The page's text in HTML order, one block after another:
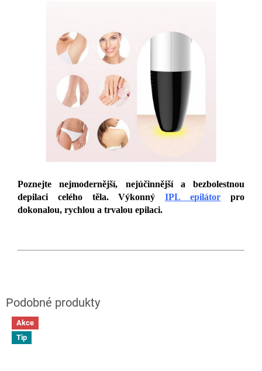
Poznejte nejmodernější, nejúčinnější a bezbolestnou
depilaci celého těla. VýkonnýIPL epilátor pro
dokonalou, rychlou a trvalou epilaci.
Akce
Tip